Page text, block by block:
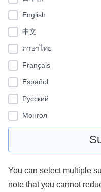
English
中文
ภาษาไทย
Français
Español
Pусский
Монгол
You can select multiple
note that you cannot